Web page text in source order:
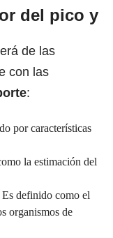
del pico y
de las
con las
:
por características
la estimación del
Es definido como el
organismos de